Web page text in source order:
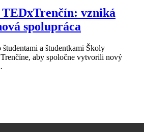
vzniká
spolupráca
a študentkami Školy
aby spoločne vytvorili nový